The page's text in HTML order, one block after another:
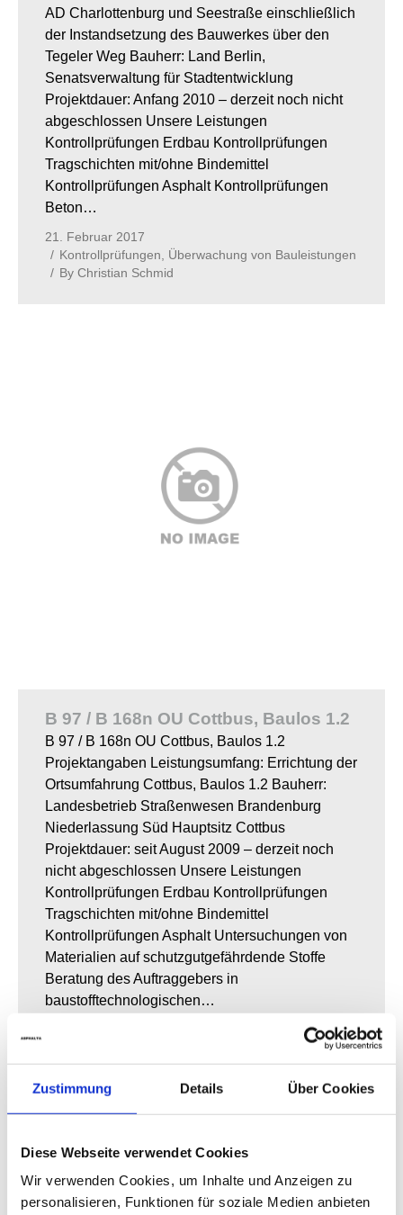
Zustimmung Details Über Cookies
Diese Webseite verwendet Cookies
Wir verwenden Cookies, um Inhalte und Anzeigen zu
personalisieren, Funktionen für soziale Medien anbieten
AD Charlottenburg und Seestraße einschließlich
der Instandsetzung des Bauwerkes über den
Tegeler Weg Bauherr: Land Berlin,
Senatsverwaltung für Stadtentwicklung
Projektdauer: Anfang 2010 – derzeit noch nicht
abgeschlossen Unsere Leistungen
Kontrollprüfungen Erdbau Kontrollprüfungen
Tragschichten mit/ohne Bindemittel
Kontrollprüfungen Asphalt Kontrollprüfungen
Beton…
21. Februar 2017
Kontrollprüfungen
Überwachung von Bauleistungen
By Christian Schmid
B 97 / B 168n OU Cottbus, Baulos 1.2
B 97 / B 168n OU Cottbus, Baulos 1.2
Projektangaben Leistungsumfang: Errichtung der
Ortsumfahrung Cottbus, Baulos 1.2 Bauherr:
Landesbetrieb Straßenwesen Brandenburg
Niederlassung Süd Hauptsitz Cottbus
Projektdauer: seit August 2009 – derzeit noch
nicht abgeschlossen Unsere Leistungen
Kontrollprüfungen Erdbau Kontrollprüfungen
Tragschichten mit/ohne Bindemittel
Kontrollprüfungen Asphalt Untersuchungen von
Materialien auf schutzgutgefährdende Stoffe
Beratung des Auftraggebers in
baustofftechnologischen…
Überwachung von Bauleistungen
ByChristian Schmid